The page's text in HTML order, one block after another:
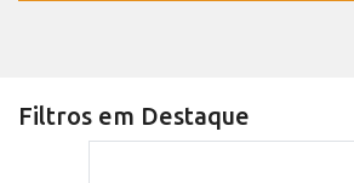
Filtros em Destaque